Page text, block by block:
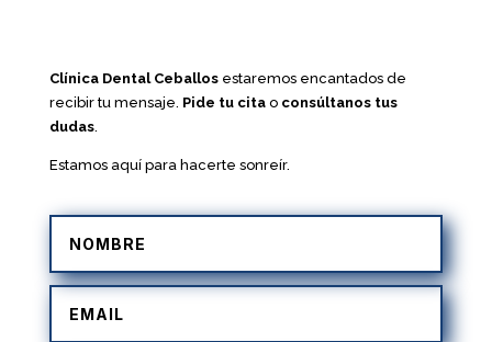
Clínica Dental Ceballosestaremos encantados de
recibir tu mensaje. Pide tu citao consúltanos tus
dudas.
Estamos aquí para hacerte sonreír.